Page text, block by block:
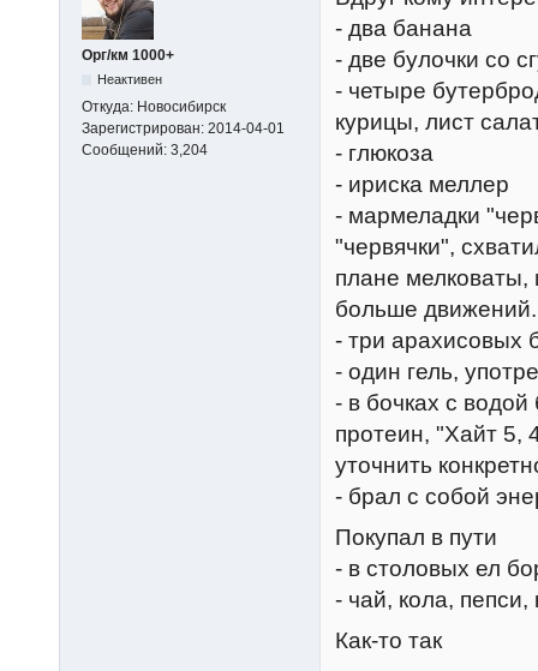
Орг/км 1000+
Неактивен
Откуда: Новосибирск
Зарегистрирован: 2014-04-01
Сообщений: 3,204
- два банана
- две булочки со
- четыре
курицы, лист
- глюкоза
- ириска меллер
- мармеладки
"червячки",
плане мелковаты,
больше движений.
- три арахисовых
- один гель,
- в бочках с
протеин, "Хайт 5,
уточнить
- брал с собой
Покупал в пути
- в столовых ел
- чай, кола,
Как-то так